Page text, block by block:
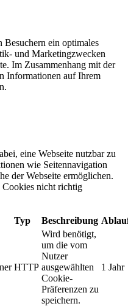
Besuchern ein optimales
und Marketingzwecken
Im Zusammenhang mit der
Informationen auf Ihrem
eine Webseite nutzbar zu
wie Seitennavigation
der Webseite ermöglichen.
Cookies nicht richtig
Typ Beschreibung
HTTP
Wird benötigt,
um die vom
Nutzer
ausgewählten
Cookie-
Präferenzen zu
speichern.
1 Jahr